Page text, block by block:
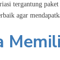
tergantung
agar